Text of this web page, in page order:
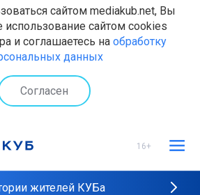
сайтом mediakub.net, Вы
использование сайтом cookies
и соглашаетесь на обработку
данных
Согласен
16+
жителей КУБа